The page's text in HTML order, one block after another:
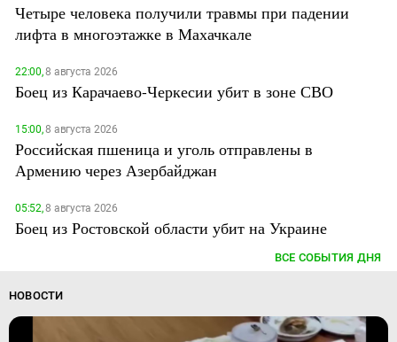
Четыре человека получили травмы при падении
лифта в многоэтажке в Махачкале
22:00,8 августа 2026
Боец из Карачаево-Черкесии убит в зоне СВО
15:00,8 августа 2026
Российская пшеница и уголь отправлены в
Армению через Азербайджан
05:52,8 августа 2026
Боец из Ростовской области убит на Украине
ВСЕ СОБЫТИЯ ДНЯ
НОВОСТИ